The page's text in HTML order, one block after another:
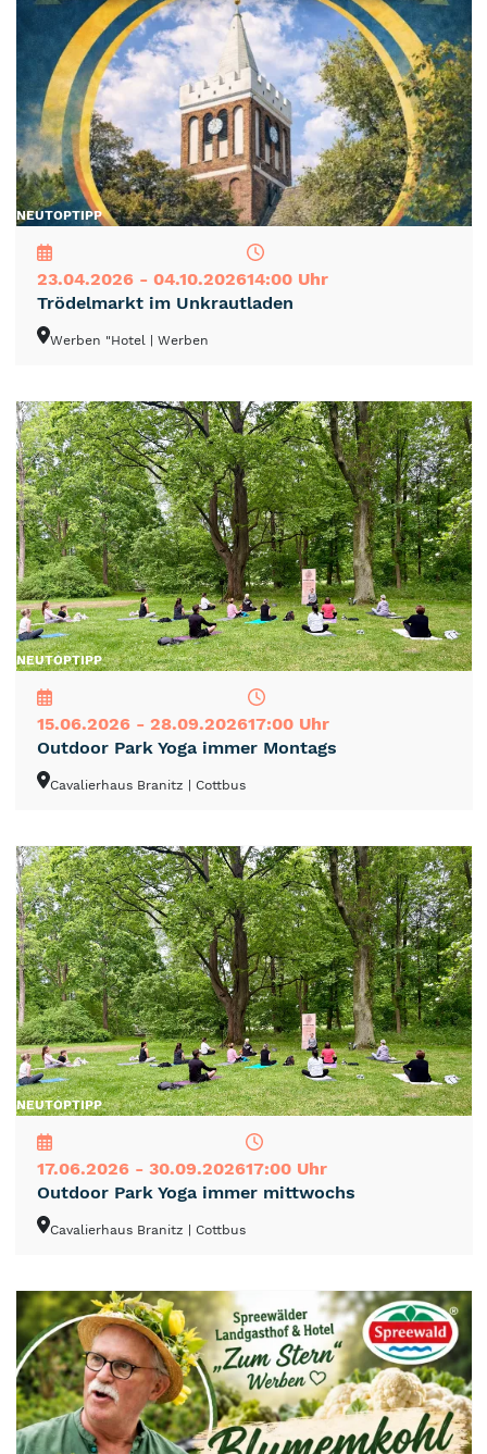
NEUTOPTIPP
23.04.2026 - 04.10.202614:00 Uhr
Trödelmarkt im Unkrautladen
Werben "Hotel | Werben
NEUTOPTIPP
15.06.2026 - 28.09.202617:00 Uhr
Outdoor Park Yoga immer Montags
Cavalierhaus Branitz | Cottbus
NEUTOPTIPP
17.06.2026 - 30.09.202617:00 Uhr
Outdoor Park Yoga immer mittwochs
Cavalierhaus Branitz | Cottbus